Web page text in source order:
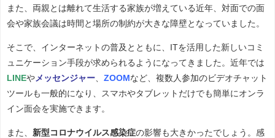
また、両親とは離れて生活する家族が増えている近年、対面での面
会や家族会議は時間と場所の制約が大きな障壁となっていました。
そこで、インターネットの普及とともに、ITを活用した新しいコミ
ュニケーション手段が求められるようになってきました。近年では
LINEや メッセンジャー ZOOM など、複数人参加のビデオチャット
ツールも一般的になり、スマホやタブレットだけでも簡単にオンラ
イン面会を実施できます。
また、 新型コロナウイルス感染症の影響も大きかったでしょう。感